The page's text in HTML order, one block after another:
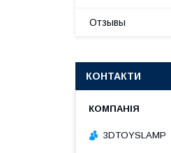
Отзывы
КОНТАКТИ
3DTOYSLAMP